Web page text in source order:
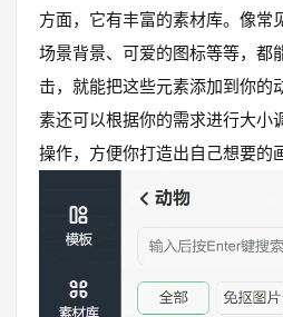
方面，它有丰富的素材库。像常
场景背景、可爱的图标等等，都
击，就能把这些元素添加到你的
素还可以根据你的需求进行大小
操作，方便你打造出自己想要的